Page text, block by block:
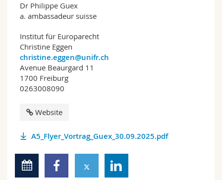
Dr Philippe Guex
a. ambassadeur suisse
Institut für Europarecht
Christine Eggen
christine.eggen@unifr.ch
Avenue Beaurgard 11
1700 Freiburg
0263008090
Website
A5_Flyer_Vortrag_Guex_30.09.2025.pdf